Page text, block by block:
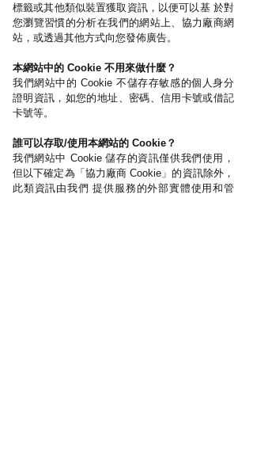
標籤或其他類似裝置獲取資訊，以便可以基 於對
您瀏覽習慣的分析在我們的網站上、協力廠商網
站，或透過其他方式向您發佈廣告。
本網站中的 Cookie 不用來做什麼？
我們網站中的 Cookie 不儲存存敏感的個人身分
證明資訊，如您的地址、密碼、信用卡號或借記
卡號等。
誰可以存取/使用本網站的 Cookie？
我們網站中 Cookie 儲存的資訊僅供我們使用，
但以下確定為「協力廠商 Cookie」的資訊除外，
此類資訊由我們 提供服務的外部實體使用和管